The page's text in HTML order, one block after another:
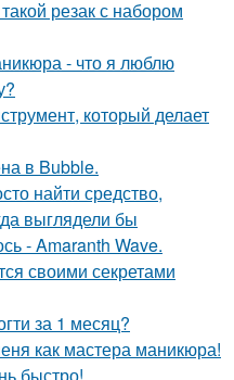
резак с набором
- что я люблю
который делает
в Bubble.
найти средство,
выглядели бы
- Amaranth Wave.
своими секретами
за 1 месяц?
как мастера маникюра!